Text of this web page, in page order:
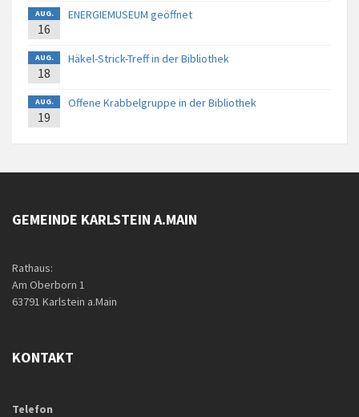
AUG.
16
ENERGIEMUSEUM geöffnet
AUG.
18
Häkel-Strick-Treff in der Bibliothek
AUG.
19
Offene Krabbelgruppe in der Bibliothek
GEMEINDE KARLSTEIN A.MAIN
Rathaus:
Am Oberborn 1
63791 Karlstein a.Main
KONTAKT
Telefon